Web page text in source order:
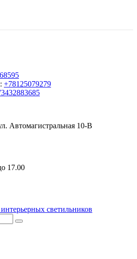
+78125079279
Автомагистральная 10-В
17.00